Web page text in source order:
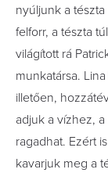
nyúljunk a
felforr, a tészta
világított rá
munkatársa.
illetően,
adjuk a vízhez,
ragadhat. Ezért
kavarjuk meg a